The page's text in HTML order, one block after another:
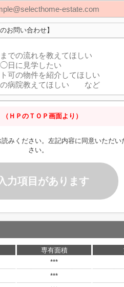
お問い合わせ】
ＨＰのＴＯＰ画面より）
読みください。左記内容に同意いただ
さい。
力項目があります
専有面積
***
***